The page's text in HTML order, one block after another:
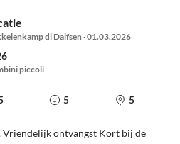
di Dalfsen · 01.03.2026
piccoli
5 5
ontvangst Kort bij de